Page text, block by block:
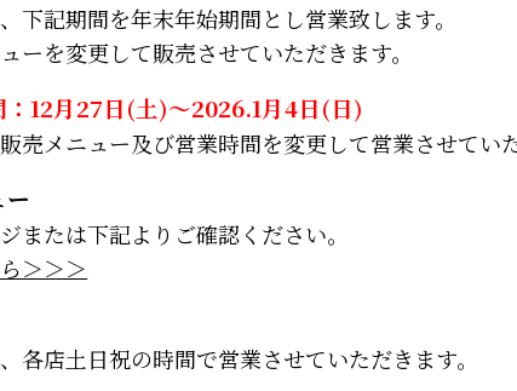
下記期間を年末年始期間とし営業致します。
ーを変更して販売させていただきます。
：12月27日(土)～2026.1月4日(日)
売メニュー及び営業時間を変更して営業させてい
または下記よりご確認ください。
＞＞＞
各店土日祝の時間で営業させていただきます。